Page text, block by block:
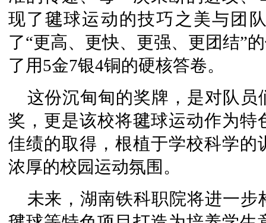
现了毽球运动的技巧之美与团
了“更高、更快、更强、更团结”
了 用5金7银4铜的硬核答卷。
这份沉甸甸的奖牌，是对队
奖，更是该校将毽球运动作为
佳绩的取得，根植于学校科学
浓厚的校园运动氛围。
未来，湖南铁科职院将进一